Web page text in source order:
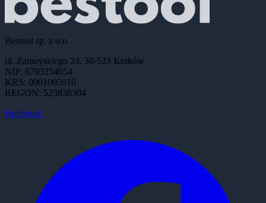
Bestool sp. z o.o.
ul. Zamoyskiego 24, 30-523 Kraków
NIP: 6793254654
KRS: 0001005910
REGON: 523838304
Facebook